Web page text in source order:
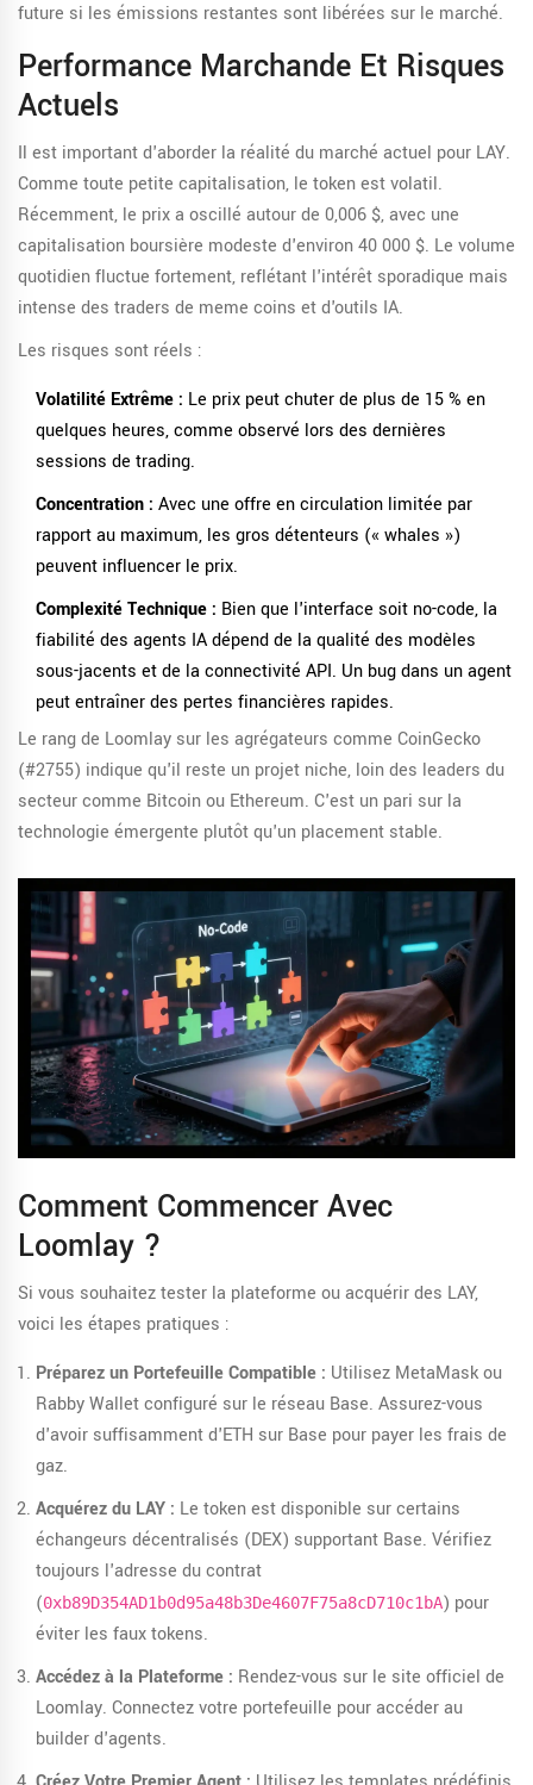
future si les émissions restantes sont libérées sur le marché.
Performance Marchande Et Risques
Actuels
Il est important d'aborder la réalité du marché actuel pour LAY.
Comme toute petite capitalisation, le token est volatil.
Récemment, le prix a oscillé autour de 0,006 $, avec une
capitalisation boursière modeste d'environ 40 000 $. Le volume
quotidien fluctue fortement, reflétant l'intérêt sporadique mais
intense des traders de meme coins et d'outils IA.
Les risques sont réels :
Volatilité Extrême : Le prix peut chuter de plus de 15 % en
quelques heures, comme observé lors des dernières
sessions de trading.
Concentration : Avec une offre en circulation limitée par
rapport au maximum, les gros détenteurs (« whales »)
peuvent influencer le prix.
Complexité Technique : Bien que l'interface soit no-code, la
fiabilité des agents IA dépend de la qualité des modèles
sous-jacents et de la connectivité API. Un bug dans un agent
peut entraîner des pertes financières rapides.
Le rang de Loomlay sur les agrégateurs comme CoinGecko
(#2755) indique qu'il reste un projet niche, loin des leaders du
secteur comme Bitcoin ou Ethereum. C'est un pari sur la
technologie émergente plutôt qu'un placement stable.
Comment Commencer Avec
Loomlay ?
Si vous souhaitez tester la plateforme ou acquérir des LAY,
voici les étapes pratiques :
Préparez un Portefeuille Compatible : Utilisez MetaMask ou
Rabby Wallet configuré sur le réseau Base. Assurez-vous
d'avoir suffisamment d'ETH sur Base pour payer les frais de
gaz.
Acquérez du LAY : Le token est disponible sur certains
échangeurs décentralisés (DEX) supportant Base. Vérifiez
toujours l'adresse du contrat
(0xb89D354AD1b0d95a48b3De4607F75a8cD710c1bA) pour
éviter les faux tokens.
Accédez à la Plateforme : Rendez-vous sur le site officiel de
Loomlay. Connectez votre portefeuille pour accéder au
builder d'agents.